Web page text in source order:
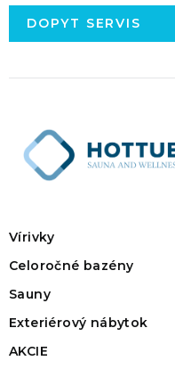
DOPYT SERVIS
Vírivky
Celoročné bazény
Sauny
Exteriérový nábytok
AKCIE